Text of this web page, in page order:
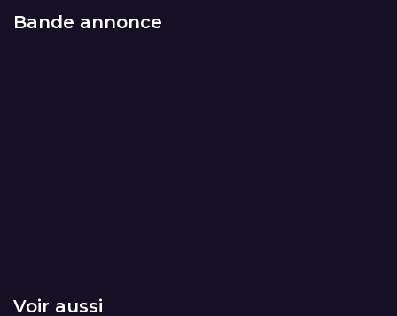
Bande annonce
Voir aussi